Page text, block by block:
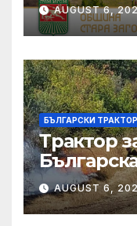
AUGUST 6,
БЪЛГАРСКИ
Трактор
гасят
AUGUST 6,